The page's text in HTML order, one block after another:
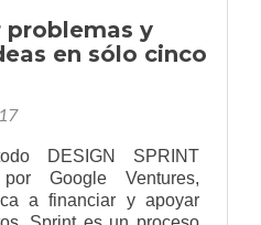
problemas y
en sólo cinco
DESIGN SPRINT
Google Ventures,
a financiar y apoyar